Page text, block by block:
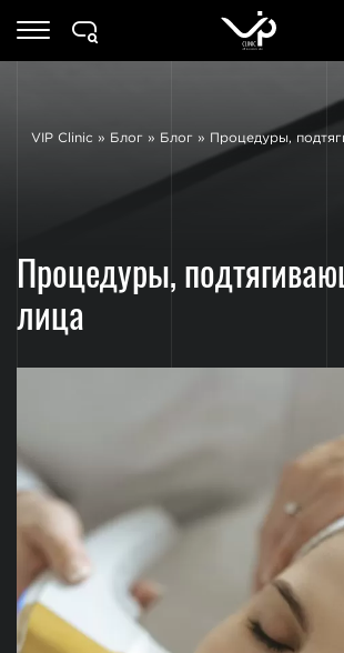
VIP Clinic » Блог » Блог » Процедуры,
Процедуры,
лица